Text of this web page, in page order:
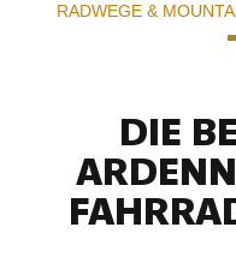
RADWEGE &
DIE